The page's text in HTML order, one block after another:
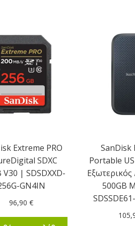
Extreme PRO
SDXC
V30 | SDSDXXD-
GN4IN
96,90€
SanDisk
Portable
Εξωτερικός
500GB